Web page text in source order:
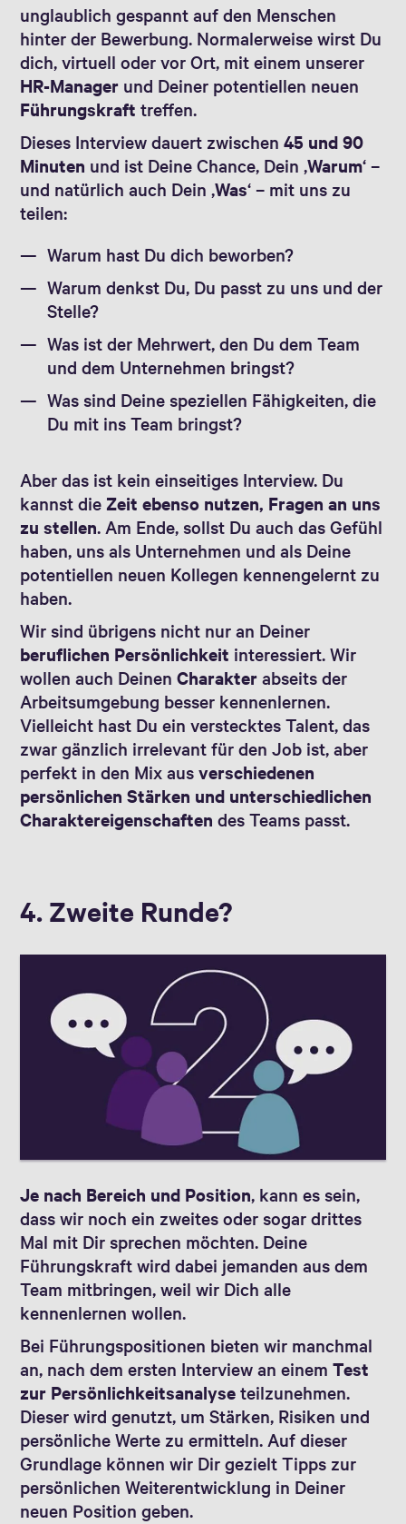
unglaublich gespannt auf den Menschen
hinter der Bewerbung. Normalerweise wirst Du
dich, virtuell oder vor Ort, mit einem unserer
HR-Manager und Deiner potentiellen neuen
Führungskrafttreffen.
Dieses Interview dauert zwischen45 und 90
Minuten und ist Deine Chance, Dein ‚Warum‘ –
und natürlich auch Dein ‚Was‘ – mit uns zu
teilen:
Warum hast Du dich beworben?
Warum denkst Du, Du passt zu uns und der
Stelle?
Was ist der Mehrwert, den Du dem Team
und dem Unternehmen bringst?
Was sind Deine speziellen Fähigkeiten, die
Du mit ins Team bringst?
Aber das ist kein einseitiges Interview. Du
kannst dieZeit ebenso nutzen, Fragen an uns
zu stellen. Am Ende, sollst Du auch das Gefühl
haben, uns als Unternehmen und als Deine
potentiellen neuen Kollegen kennengelernt zu
haben.
Wir sind übrigens nicht nur an Deiner
beruflichen Persönlichkeit interessiert. Wir
wollen auch DeinenCharakterabseits der
Arbeitsumgebung besser kennenlernen.
Vielleicht hast Du ein verstecktes Talent, das
zwar gänzlich irrelevant für den Job ist, aber
perfekt in den Mix ausverschiedenen
persönlichen Stärken und unterschiedlichen
Charaktereigenschaften des Teams passt.
4. Zweite Runde?
Je nach Bereich und Position, kann es sein,
dass wir noch ein zweites oder sogar drittes
Mal mit Dir sprechen möchten. Deine
Führungskraft wird dabei jemanden aus dem
Team mitbringen, weil wir Dich alle
kennenlernen wollen.
Bei Führungspositionen bieten wir manchmal
an, nach dem ersten Interview an einemTest
zur Persönlichkeitsanalyseteilzunehmen.
Dieser wird genutzt, um Stärken, Risiken und
persönliche Werte zu ermitteln. Auf dieser
Grundlage können wir Dir gezielt Tipps zur
persönlichen Weiterentwicklung in Deiner
neuen Position geben.